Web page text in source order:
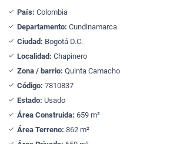
País: Colombia
Departamento: Cundinamarca
Ciudad: Bogotá D.C.
Localidad: Chapinero
Zona / barrio: Quinta Camacho
Código: 7810837
Estado: Usado
Área Construida: 659 m²
Área Terreno: 862 m²